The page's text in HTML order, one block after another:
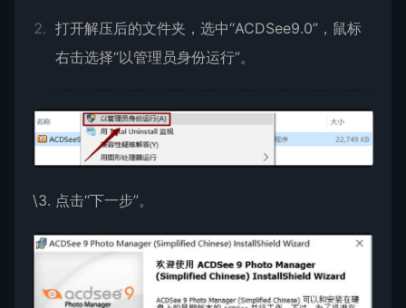
打开解压后的文件夹，选中“ACDSee9.0”，鼠标
右击选择“以管理员身份运行”。
\3. 点击“下一步”。